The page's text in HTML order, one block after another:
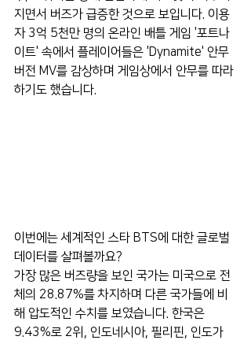
지면서 버즈가 급증한 것으로 보입니다. 이용
자 3억 5천만 명의 온라인 배틀 게임 '포트나
이트' 속에서 플레이어들은 'Dynamite' 안무
버전 MV를 감상하며 게임상에서 안무를 따라
하기도 했습니다.
이번에는 세계적인 스타 BTS에 대한 글로벌
데이터를 살펴볼까요?
가장 많은 버즈량을 보인 국가는 미국으로 전
체의 28.87%를 차지하며 다른 국가들에 비
해 압도적인 수치를 보였습니다. 한국은
9.43%로 2위, 인도네시아, 필리핀, 인도가